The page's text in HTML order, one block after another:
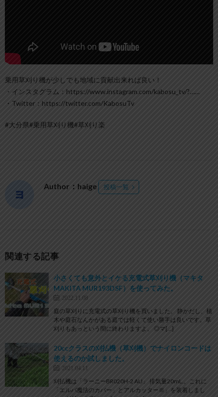
乗用草刈り機が少しでも地域に貢献出来れば良い！
・インスタグラム：https://www.instagram.com/kabosu_tv/?……
・Twitter：https://twitter.com/KabosuTv​​​​
#大分県​​​​#乗用草刈り機​​​​#草刈り楽​
Author：haige 投稿一覧
関連する記事
小さくても意外とイケる充電式草刈り機（マキタ
MAKITA MUR193DSF）を使ってみた。
2022.11.08
庭の草刈りに充電式の草刈り機を買いました。 静かだし、植
木や庭石なんかがある庭では軽くて使い勝手は良いです。草
刈りもあっという間に終わりますよ。 ◎マ[…]
20ccクラスの刈払機（草刈機）でナイロンコードは
使えるのか試しました。
2021.04.11
刈払機は「ラーニーBR020H-2 AU」 排気量20mL.。これに
「エルバ魔法のカバー」とアルカッターⅢ」を装着しまし